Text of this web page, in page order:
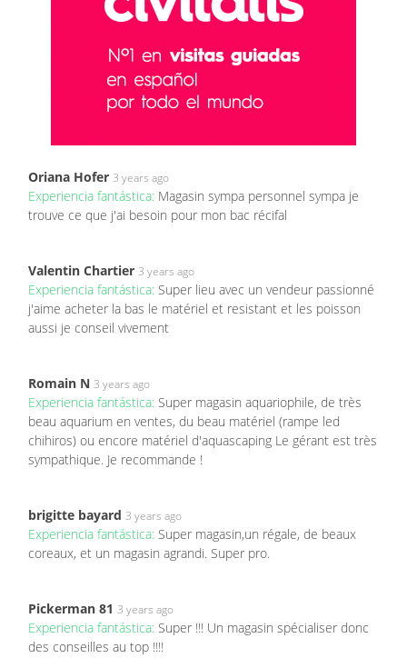
Oriana Hofer 3 years ago
Experiencia fantástica: Magasin sympa personnel sympa je
trouve ce que j'ai besoin pour mon bac récifal
Valentin Chartier 3 years ago
Experiencia fantástica: Super lieu avec un vendeur passionné
j'aime acheter la bas le matériel et resistant et les poisson
aussi je conseil vivement
Romain N 3 years ago
Experiencia fantástica: Super magasin aquariophile, de très
beau aquarium en ventes, du beau matériel (rampe led
chihiros) ou encore matériel d'aquascaping Le gérant est très
sympathique. Je recommande !
brigitte bayard 3 years ago
Experiencia fantástica: Super magasin,un régale, de beaux
coreaux, et un magasin agrandi. Super pro.
Pickerman 81 3 years ago
Experiencia fantástica: Super !!! Un magasin spécialiser donc
des conseilles au top !!!!